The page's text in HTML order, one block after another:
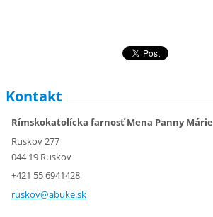
Kontakt
Rímskokatolícka farnosť Mena Panny Márie
Ruskov 277
044 19 Ruskov
+421 55 6941428
ruskov@abuke.sk